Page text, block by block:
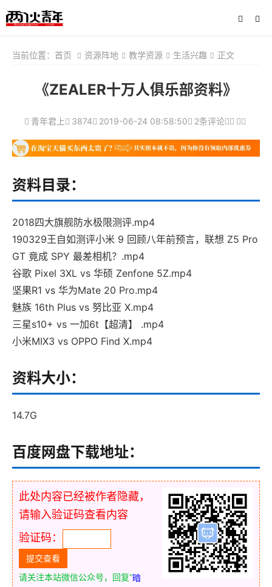
当前位置： 首页 资源阵地 教学资源 生活兴趣 正文
《ZEALER十万人俱乐部资料》
青年君上 3874 2019-06-24 08:58:50 2条评论
资料目录：
2018四大旗舰防水极限测评.mp4
190329王自如测评小米 9 回顾八年前预言，联想 Z5 Pro
GT 竟成 SPY 最差相机？.mp4
谷歌 Pixel 3XL vs 华硕 Zenfone 5Z.mp4
坚果R1 vs 华为Mate 20 Pro.mp4
魅族 16th Plus vs 努比亚 X.mp4
三星s10+ vs 一加6t【超清】 .mp4
小米MIX3 vs OPPO Find X.mp4
资料大小：
14.7G
百度网盘下载地址：
此处内容已经被作者隐藏，
请输入验证码查看内容
验证码：
请关注本站微信公众号，回复“暗